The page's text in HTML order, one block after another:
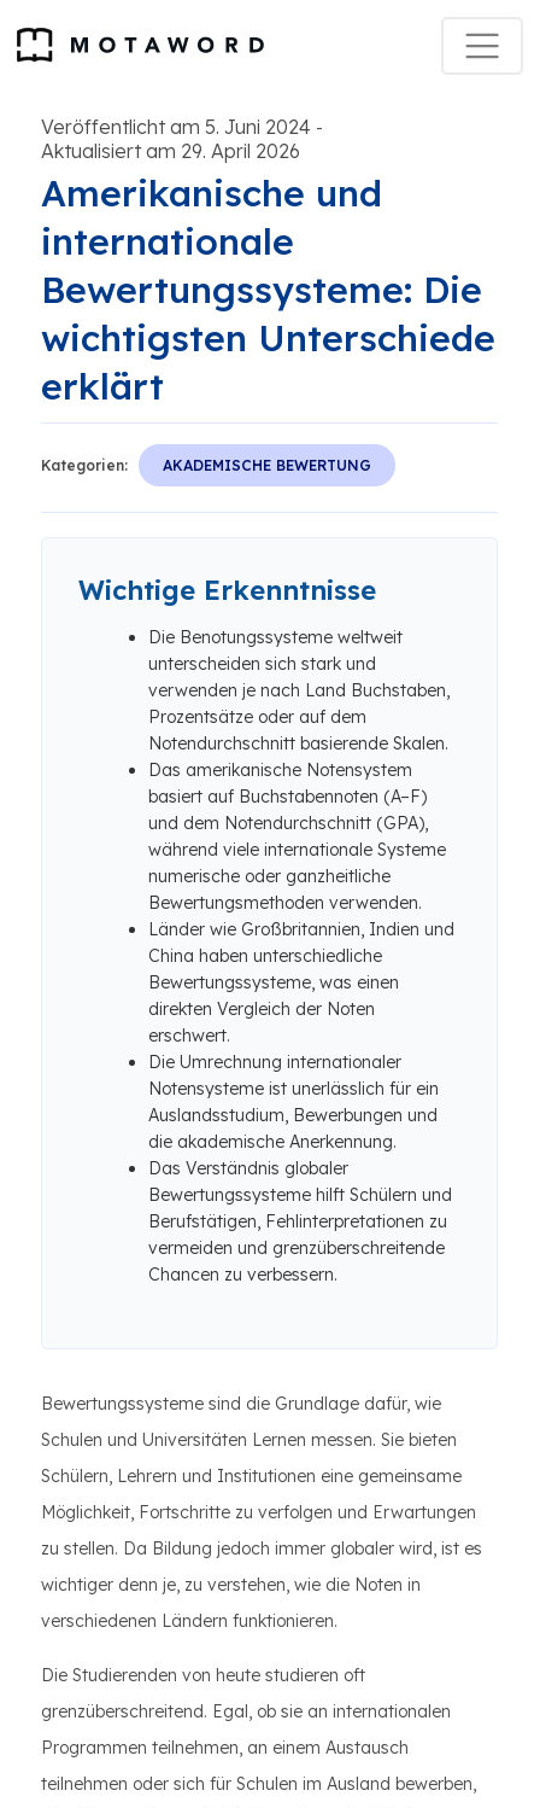
Veröffentlicht am 5. Juni 2024 -
Aktualisiert am 29. April 2026
Amerikanische und
internationale
Bewertungssysteme: Die
wichtigsten Unterschiede
erklärt
Kategorien: AKADEMISCHE BEWERTUNG
Wichtige Erkenntnisse
Die Benotungssysteme weltweit
unterscheiden sich stark und
verwenden je nach Land Buchstaben,
Prozentsätze oder auf dem
Notendurchschnitt basierende Skalen.
Das amerikanische Notensystem
basiert auf Buchstabennoten (A–F)
und dem Notendurchschnitt (GPA),
während viele internationale Systeme
numerische oder ganzheitliche
Bewertungsmethoden verwenden.
Länder wie Großbritannien, Indien und
China haben unterschiedliche
Bewertungssysteme, was einen
direkten Vergleich der Noten
erschwert.
Die Umrechnung internationaler
Notensysteme ist unerlässlich für ein
Auslandsstudium, Bewerbungen und
die akademische Anerkennung.
Das Verständnis globaler
Bewertungssysteme hilft Schülern und
Berufstätigen, Fehlinterpretationen zu
vermeiden und grenzüberschreitende
Chancen zu verbessern.
Bewertungssysteme sind die Grundlage dafür, wie
Schulen und Universitäten Lernen messen. Sie bieten
Schülern, Lehrern und Institutionen eine gemeinsame
Möglichkeit, Fortschritte zu verfolgen und Erwartungen
zu stellen. Da Bildung jedoch immer globaler wird, ist es
wichtiger denn je, zu verstehen, wie die Noten in
verschiedenen Ländern funktionieren.
Die Studierenden von heute studieren oft
grenzüberschreitend. Egal, ob sie an internationalen
Programmen teilnehmen, an einem Austausch
teilnehmen oder sich für Schulen im Ausland bewerben,